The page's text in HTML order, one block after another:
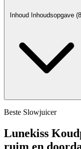
Inhoud Inhoudsopgave
Beste Slowjuicer
Lunekiss